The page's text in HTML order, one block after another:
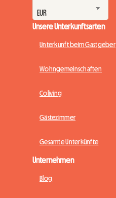
Unsere Unterkunftsarten
Unterkunft beim Gastgeber
Wohngemeinschaften
Coliving
Gästezimmer
Gesamte Unterkünfte
Unternehmen
Blog